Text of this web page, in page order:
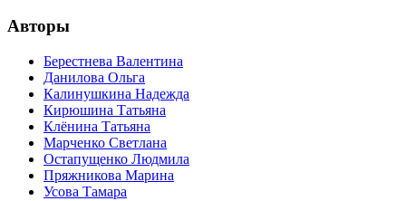
Авторы
Берестнева Валентина
Данилова Ольга
Калинушкина Надежда
Кирюшина Татьяна
Клёнина Татьяна
Марченко Светлана
Остапущенко Людмила
Пряжникова Марина
Усова Тамара